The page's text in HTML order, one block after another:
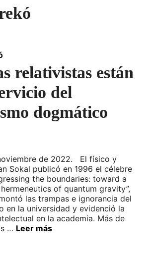
relativistas están
del
dogmático
de 2022. El físico y
Sokal publicó en 1996 el célebre
the boundaries: toward a
of quantum gravity”,
las trampas e ignorancia del
en la universidad y evidenció la
en la academia. Más de
… Leer más